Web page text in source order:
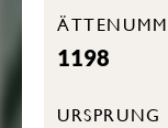
1198
URSPRUNG